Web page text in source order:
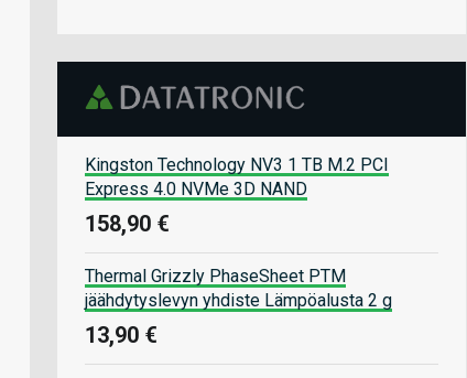
Kingston Technology NV3 1 TB M.2 PCI
Express 4.0 NVMe 3D NAND
158,90 €
Thermal Grizzly PhaseSheet PTM
jäähdytyslevyn yhdiste Lämpöalusta 2 g
13,90 €